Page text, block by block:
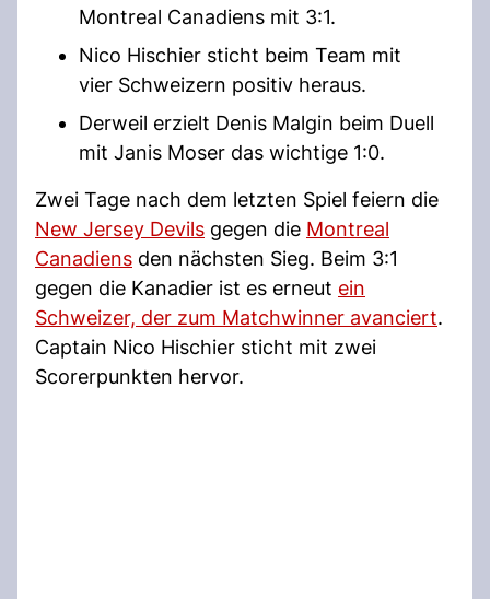
Montreal Canadiens mit 3:1.
Nico Hischier sticht beim Team mit
vier Schweizern positiv heraus.
Derweil erzielt Denis Malgin beim Duell
mit Janis Moser das wichtige 1:0.
Zwei Tage nach dem letzten Spiel feiern die
New Jersey Devils gegen die Montreal
Canadiens den nächsten Sieg. Beim 3:1
gegen die Kanadier ist es erneut ein
Schweizer, der zum Matchwinner avanciert.
Captain Nico Hischier sticht mit zwei
Scorerpunkten hervor.